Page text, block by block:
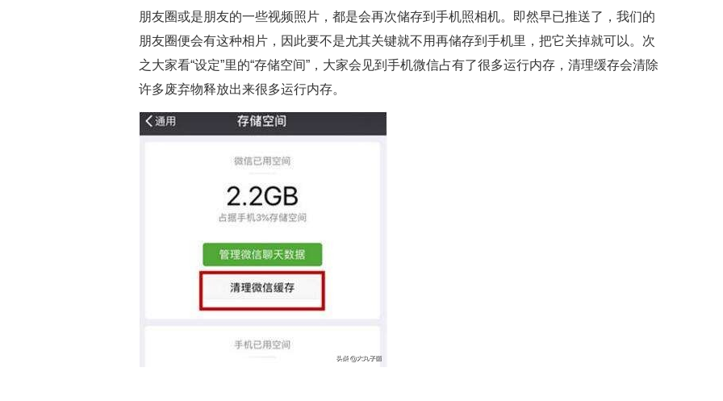
朋友圈或是朋友的一些视频照片，都是会再次储存到手机照相机。即然早已推送了，我们的
朋友圈便会有这种相片，因此要不是尤其关键就不用再储存到手机里，把它关掉就可以。次
之大家看“设定”里的“存储空间”，大家会见到手机微信占有了很多运行内存，清理缓存会清除
许多废弃物释放出来很多运行内存。